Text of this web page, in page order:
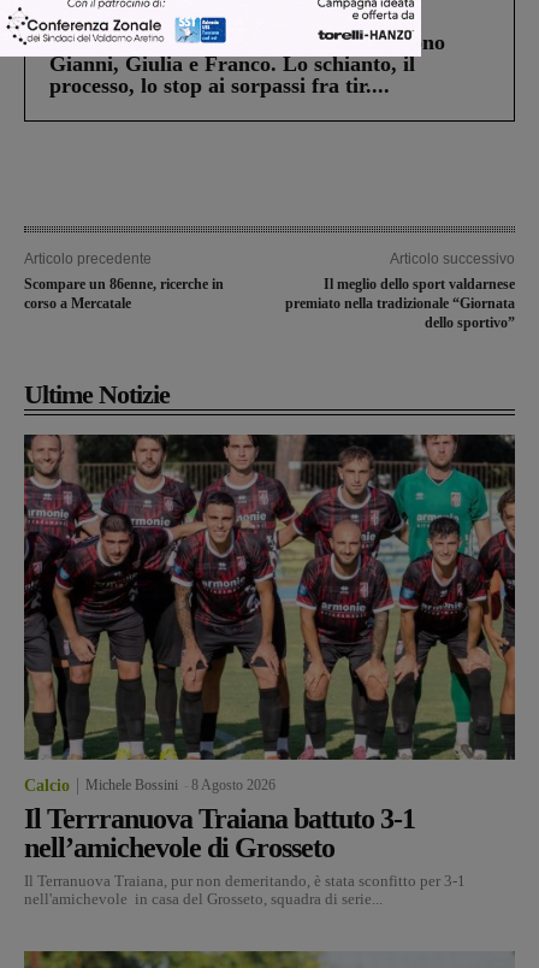
Cronaca 4 Agosto 2026
Un anno fa la strage in A1 in cui morirono
Gianni, Giulia e Franco. Lo schianto, il
processo, lo stop ai sorpassi fra tir....
Articolo precedente
Scompare un 86enne, ricerche in
corso a Mercatale
Articolo successivo
Il meglio dello sport valdarnese
premiato nella tradizionale “Giornata
dello sportivo”
Ultime Notizie
Calcio Michele Bossini 8 Agosto 2026
Il Terrranuova Traiana battuto 3-1
nell’amichevole di Grosseto
Il Terranuova Traiana, pur non demeritando, è stata sconfitto per 3-1
nell'amichevole in casa del Grosseto, squadra di serie...